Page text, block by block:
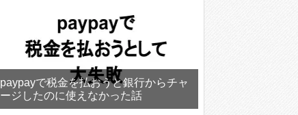
paypayで税金を払おうと銀行からチャ
ージしたのに使えなかった話